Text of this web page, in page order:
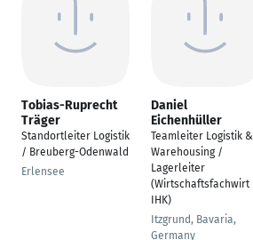
Tobias-Ruprecht
Träger
Standortleiter Logistik
/ Breuberg-Odenwald
Erlensee
Daniel
Eichenhüller
Teamleiter Logistik &
Warehousing /
Lagerleiter
(Wirtschaftsfachwirt
IHK)
Itzgrund, Bavaria,
Germany